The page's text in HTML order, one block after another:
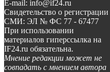
E-mail: info@if24.ru
Свидетельство о регистрации
СМИ: ЭЛ № ФС 77 - 67477
При использовании
материалов гиперссылка на
IF24.ru обязательна.
Мнение редакции может не
совпадать с мнением автора